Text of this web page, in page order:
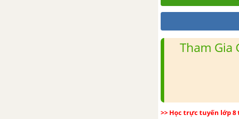
Tham Gia
>> Học trực tuyến lớp